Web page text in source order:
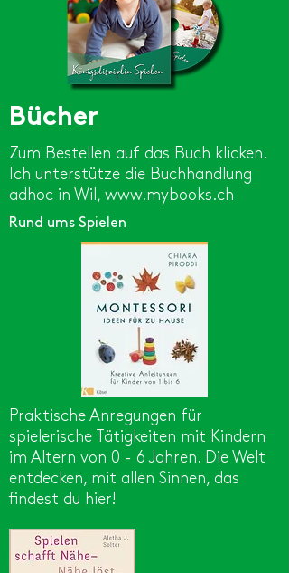
Bücher
Zum Bestellen auf das Buch klicken.
Ich unterstütze die Buchhandlung
adhoc in Wil, www.mybooks.ch
Rund ums Spielen
Praktische Anregungen für
spielerische Tätigkeiten mit Kindern
im Altern von 0 - 6 Jahren. Die Welt
entdecken, mit allen Sinnen, das
findest du hier!